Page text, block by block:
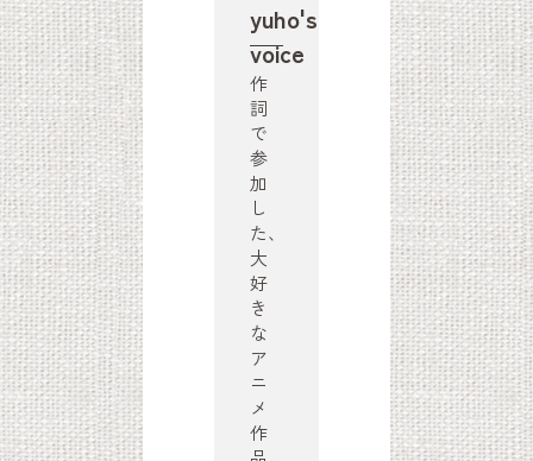
yuho's
voice
作
詞
で
参
加
し
た、
大
好
き
な
ア
ニ
メ
作